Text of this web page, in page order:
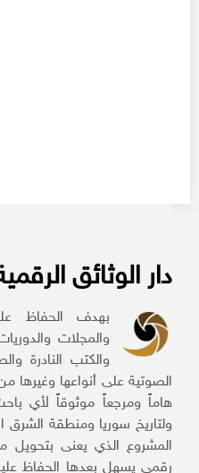
دار الوثائق
بهدف الحفاظ على
والمجلات
والكتب النادرة
الصوتية على أنواعها وغيرها
هاماً ومرجعاً موثوقاً لأي
ولتاريخ سوريا ومنطقة الشرق
المشروع الذي يعنى بتحويل
رقمي يسهل بعدها الحفاظ